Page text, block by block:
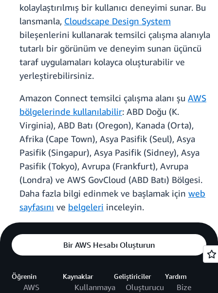
kolaylaştırılmış bir kullanıcı deneyimi sunar. Bu
lansmanla, Cloudscape Design System
bileşenlerini kullanarak temsilci çalışma alanıyla
tutarlı bir görünüm ve deneyim sunan üçüncü
taraf uygulamaları kolayca oluşturabilir ve
yerleştirebilirsiniz.
Amazon Connect temsilci çalışma alanı şu AWS
bölgelerinde kullanılabilir: ABD Doğu (K.
Virginia), ABD Batı (Oregon), Kanada (Orta),
Afrika (Cape Town), Asya Pasifik (Seul), Asya
Pasifik (Singapur), Asya Pasifik (Sidney), Asya
Pasifik (Tokyo), Avrupa (Frankfurt), Avrupa
(Londra) ve AWS GovCloud (ABD Batı) Bölgesi.
Daha fazla bilgi edinmek ve başlamak için web
sayfasını ve belgeleri inceleyin.
Bir AWS Hesabı Oluşturun
Öğrenin
AWS
Kaynaklar
Kullanmaya
Geliştiriciler
Oluşturucu
Yardım
Bize